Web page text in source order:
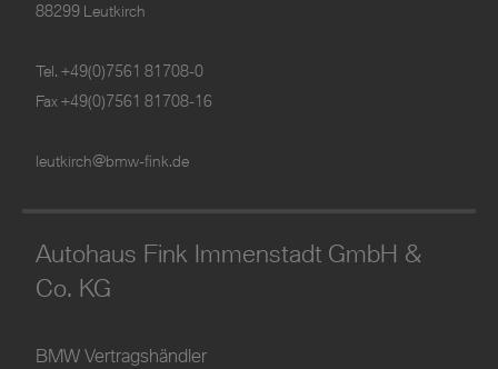
88299 Leutkirch
Tel. +49(0)7561 81708-0
Fax +49(0)7561 81708-16
leutkirch@bmw-fink.de
Autohaus Fink Immenstadt GmbH &
Co. KG
BMW Vertragshändler